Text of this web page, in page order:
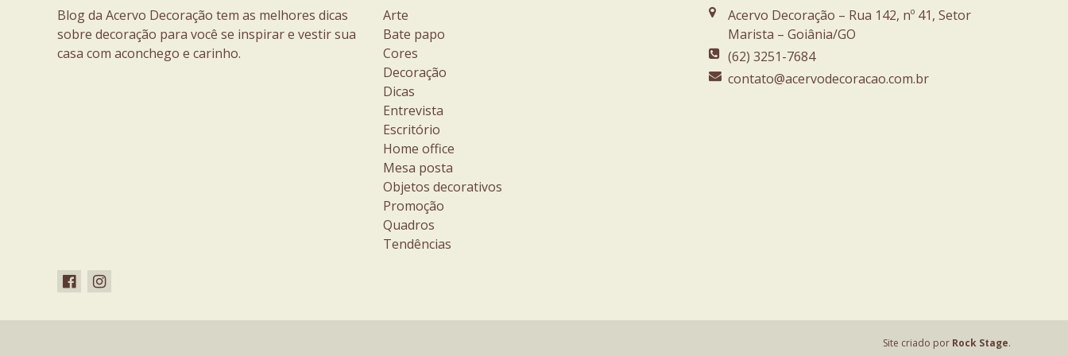
Blog da Acervo Decoração tem as melhores dicas
sobre decoração para você se inspirar e vestir sua
casa com aconchego e carinho.
Arte
Bate papo
Cores
Decoração
Dicas
Entrevista
Escritório
Home office
Mesa posta
Objetos decorativos
Promoção
Quadros
Tendências
Acervo Decoração – Rua 142, nº 41, Setor
Marista – Goiânia/GO
(62) 3251-7684
contato@acervodecoracao.com.br
Site criado por Rock Stage.